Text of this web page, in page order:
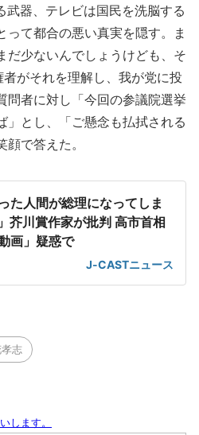
器、テレビは国民を洗脳する
って都合の悪い真実を隠す。ま
だ少ないんでしょうけども、そ
がそれを理解し、我が党に投
問者に対し「今回の参議院選挙
」とし、「ご懸念も払拭される
で答えた。
た人間が総理になってしま
芥川賞作家が批判 高市首相
画」疑惑で
J-CASTニュース
志